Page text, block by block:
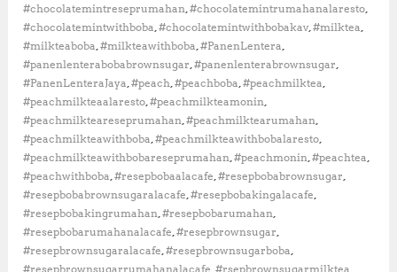
i
l
e
a
n
g
n
p
#chocolatemintreseprumahan,#chocolatemintrumahanalaresto,
#chocolatemintwithboba,#chocolatemintwithbobakav,#milktea,
#milkteaboba,#milkteawithboba,#PanenLentera,
#panenlenterabobabrownsugar,#panenlenterabrownsugar,
#PanenLenteraJaya,#peach,#peachboba,#peachmilktea,
#peachmilkteaalaresto,#peachmilkteamonin,
#peachmilkteareseprumahan,#peachmilktearumahan,
#peachmilkteawithboba,#peachmilkteawithbobalaresto,
#peachmilkteawithbobareseprumahan,#peachmonin,#peachtea,
#peachwithboba,#resepbobaalacafe,#resepbobabrownsugar,
#resepbobabrownsugaralacafe,#resepbobakingalacafe,
#resepbobakingrumahan,#resepbobarumahan,
#resepbobarumahanalacafe,#resepbrownsugar,
#resepbrownsugaralacafe,#resepbrownsugarboba,
#resepbrownsugarrumahanalacafe,#rsepbrownsugarmilktea,